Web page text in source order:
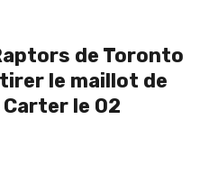
de Toronto
le maillot de
le 02